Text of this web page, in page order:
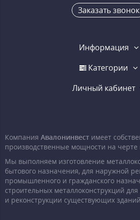
Заказать звонок
Информация
Категории
Личный кабинет
Компания Авалонинвест имеет
производственные мощности на черте
Мы выполняем изготовление
бытового назначения, для наружной
промышленного и гражданского
строительных металлоконструкций
и реконструкции существующих